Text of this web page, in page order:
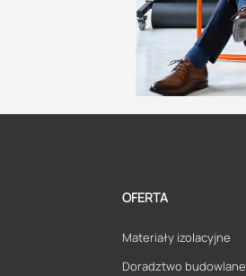
OFERTA
Materiały izolacyjne
Doradztwo budowlane